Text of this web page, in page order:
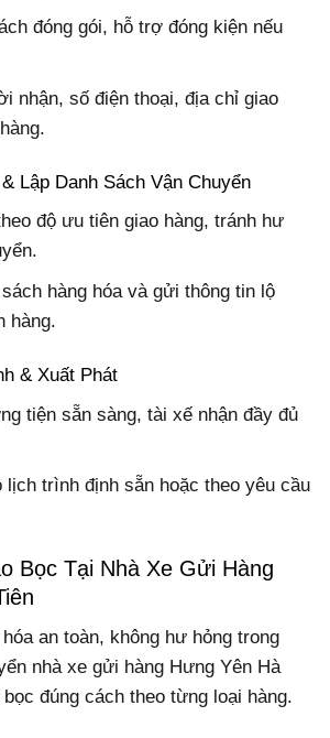
đóng gói, hỗ trợ đóng kiện nếu
nhận, số điện thoại, địa chỉ giao
Lập Danh Sách Vận Chuyển
độ ưu tiên giao hàng, tránh hư
hàng hóa và gửi thông tin lộ
hàng.
& Xuất Phát
tiện sẵn sàng, tài xế nhận đầy đủ
lịch trình định sẵn hoặc theo yêu cầu
Bọc Tại Nhà Xe Gửi Hàng
an toàn, không hư hỏng trong
nhà xe gửi hàng Hưng Yên Hà
đúng cách theo từng loại hàng.